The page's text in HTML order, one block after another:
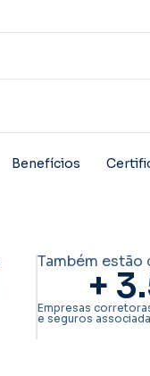
Benefícios
Também estão
+
Empresas
e seguros